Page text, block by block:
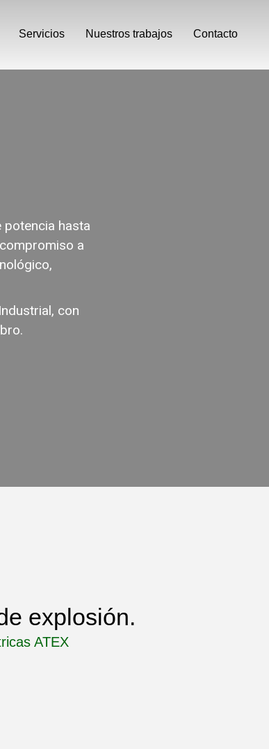
Servicios Nuestros trabajos Contacto
hasta
a
con
explosión.
ATEX